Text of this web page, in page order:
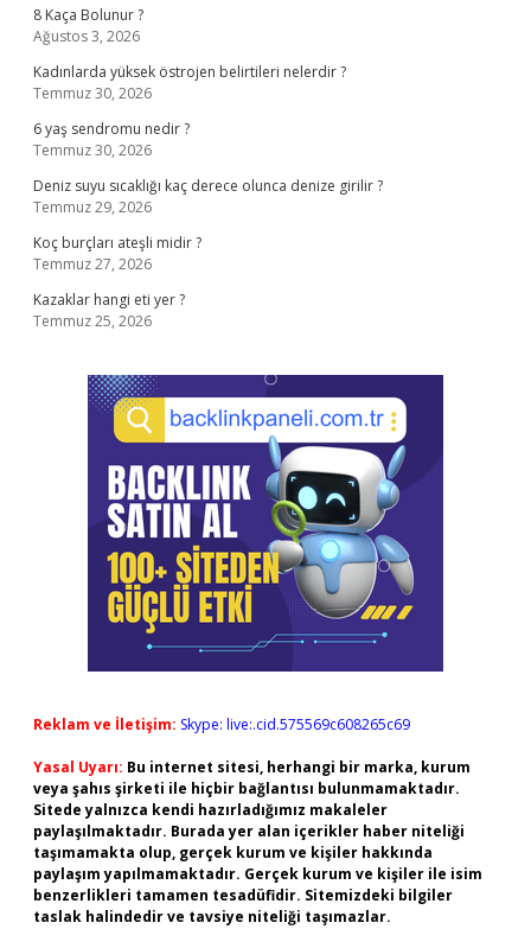
8 Kaça Bolunur ?
Ağustos 3, 2026
Kadınlarda yüksek östrojen belirtileri nelerdir ?
Temmuz 30, 2026
6 yaş sendromu nedir ?
Temmuz 30, 2026
Deniz suyu sıcaklığı kaç derece olunca denize girilir ?
Temmuz 29, 2026
Koç burçları ateşli midir ?
Temmuz 27, 2026
Kazaklar hangi eti yer ?
Temmuz 25, 2026
Reklam ve İletişim: Skype: live:.cid.575569c608265c69
Yasal Uyarı: Bu internet sitesi, herhangi bir marka, kurum
veya şahıs şirketi ile hiçbir bağlantısı bulunmamaktadır.
Sitede yalnızca kendi hazırladığımız makaleler
paylaşılmaktadır. Burada yer alan içerikler haber niteliği
taşımamakta olup, gerçek kurum ve kişiler hakkında
paylaşım yapılmamaktadır. Gerçek kurum ve kişiler ile isim
benzerlikleri tamamen tesadüfidir. Sitemizdeki bilgiler
taslak halindedir ve tavsiye niteliği taşımazlar.